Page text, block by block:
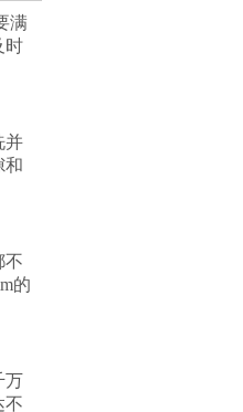
满
时
并
和
不
的
万
不